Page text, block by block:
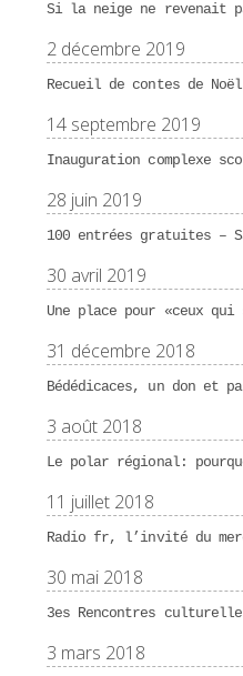
Si la neige ne revenait
2 décembre 2019
Recueil de contes de
14 septembre 2019
Inauguration complexe
28 juin 2019
100 entrées gratuites –
30 avril 2019
Une place pour «ceux
31 décembre 2018
Bédédicaces, un don et
3 août 2018
Le polar régional:
11 juillet 2018
Radio fr, l’invité du
30 mai 2018
3es Rencontres
3 mars 2018